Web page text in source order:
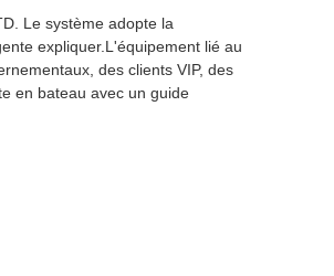
Le système adopte la
expliquer.L'équipement lié au
des clients VIP, des
en bateau avec un guide